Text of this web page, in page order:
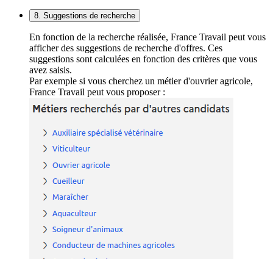
8. Suggestions de recherche
En fonction de la recherche réalisée, France Travail peut vous
afficher des suggestions de recherche d'offres. Ces
suggestions sont calculées en fonction des critères que vous
avez saisis.
Par exemple si vous cherchez un métier d'ouvrier agricole,
France Travail peut vous proposer :